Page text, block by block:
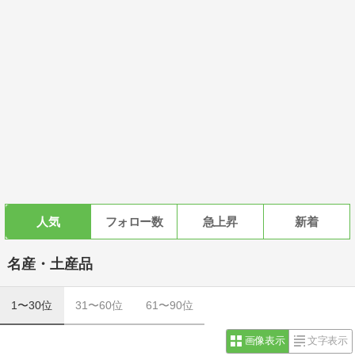
人気 フォロー数 急上昇 新着
名産・土産品
1〜30位 31〜60位 61〜90位
画像表示 文字表示